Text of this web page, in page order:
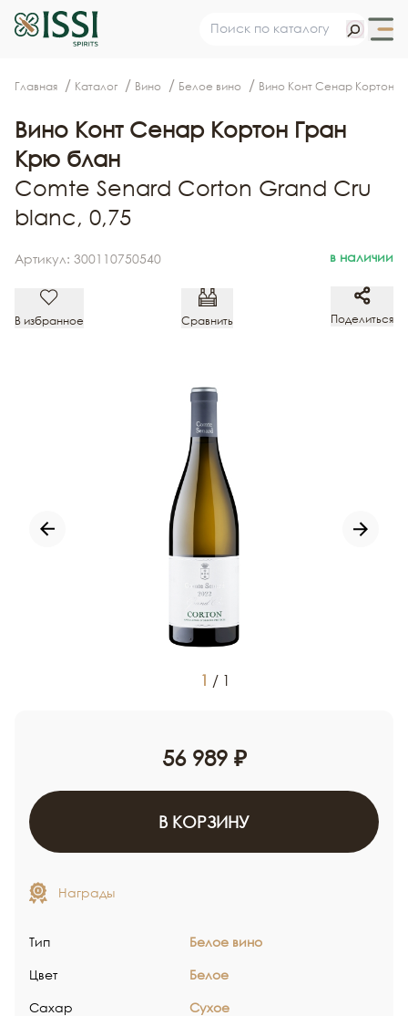
Главная Каталог Вино Белое вино Вино Конт Сенар Кортон
Вино Конт Сенар Кортон Гран
Крю блан
Comte Senard Corton Grand Cru
blanc, 0,75
Артикул: 300110750540 в наличии
В избранное Сравнить Поделиться
1 / 1
56 989 ₽
В КОРЗИНУ
Награды
Тип Белое вино
Цвет Белое
Сахар Сухое